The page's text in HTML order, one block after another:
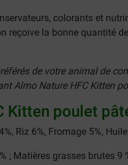
colorants et
reçoive la bonne quantité
de votre animal de
Almo Nature HFC Kitten
Kitten poulet
Riz 6%, Fromage 5%,
; Matières grasses brutes 9